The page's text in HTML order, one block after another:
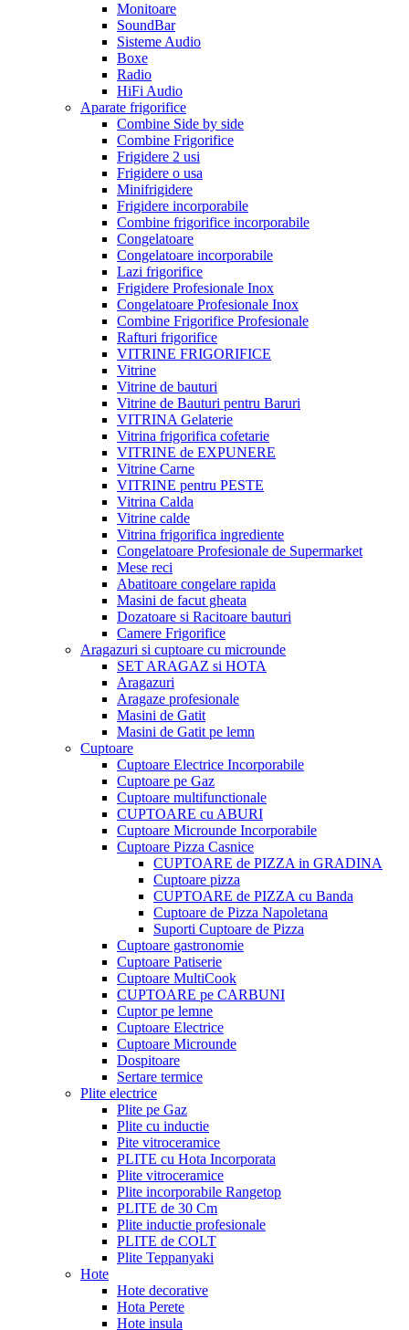
Monitoare
SoundBar
Sisteme Audio
Boxe
Radio
HiFi Audio
Aparate frigorifice
Combine Side by side
Combine Frigorifice
Frigidere 2 usi
Frigidere o usa
Minifrigidere
Frigidere incorporabile
Combine frigorifice incorporabile
Congelatoare
Congelatoare incorporabile
Lazi frigorifice
Frigidere Profesionale Inox
Congelatoare Profesionale Inox
Combine Frigorifice Profesionale
Rafturi frigorifice
VITRINE FRIGORIFICE
Vitrine
Vitrine de bauturi
Vitrine de Bauturi pentru Baruri
VITRINA Gelaterie
Vitrina frigorifica cofetarie
VITRINE de EXPUNERE
Vitrine Carne
VITRINE pentru PESTE
Vitrina Calda
Vitrine calde
Vitrina frigorifica ingrediente
Congelatoare Profesionale de Supermarket
Mese reci
Abatitoare congelare rapida
Masini de facut gheata
Dozatoare si Racitoare bauturi
Camere Frigorifice
Aragazuri si cuptoare cu microunde
SET ARAGAZ si HOTA
Aragazuri
Aragaze profesionale
Masini de Gatit
Masini de Gatit pe lemn
Cuptoare
Cuptoare Electrice Incorporabile
Cuptoare pe Gaz
Cuptoare multifunctionale
CUPTOARE cu ABURI
Cuptoare Microunde Incorporabile
Cuptoare Pizza Casnice
CUPTOARE de PIZZA in GRADINA
Cuptoare pizza
CUPTOARE de PIZZA cu Banda
Cuptoare de Pizza Napoletana
Suporti Cuptoare de Pizza
Cuptoare gastronomie
Cuptoare Patiserie
Cuptoare MultiCook
CUPTOARE pe CARBUNI
Cuptor pe lemne
Cuptoare Electrice
Cuptoare Microunde
Dospitoare
Sertare termice
Plite electrice
Plite pe Gaz
Plite cu inductie
Pite vitroceramice
PLITE cu Hota Incorporata
Plite vitroceramice
Plite incorporabile Rangetop
PLITE de 30 Cm
Plite inductie profesionale
PLITE de COLT
Plite Teppanyaki
Hote
Hote decorative
Hota Perete
Hote insula